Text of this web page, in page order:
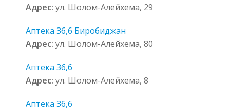
Адрес: ул. Шолом-Алейхема, 29
Аптека 36,6 Биробиджан
Адрес: ул. Шолом-Алейхема, 80
Аптека 36,6
Адрес: ул. Шолом-Алейхема, 8
Аптека 36,6